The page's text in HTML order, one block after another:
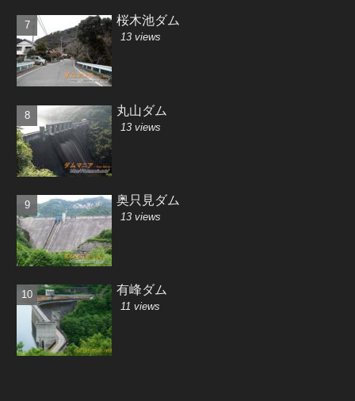
桜木池ダム
13 views
丸山ダム
13 views
奥只見ダム
13 views
有峰ダム
11 views